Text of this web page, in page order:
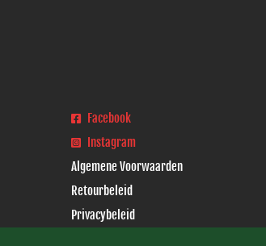
Facebook
Instagram
Algemene Voorwaarden
Retourbeleid
Privacybeleid